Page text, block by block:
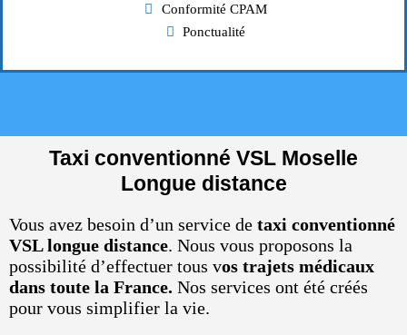
Conformité CPAM
Ponctualité
Taxi conventionné VSL Moselle
Longue distance
Vous avez besoin d’un service de taxi conventionné
VSL longue distance. Nous vous proposons la
possibilité d’effectuer tous vos trajets médicaux
dans toute la France. Nos services ont été créés
pour vous simplifier la vie.